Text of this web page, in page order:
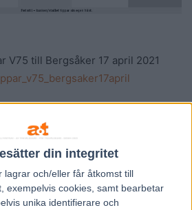
din integritet
lagrar och/eller får åtkomst till
exempelvis cookies, samt bearbetar
unika identifierare och
V75 till Bergsåker 17 april 2021